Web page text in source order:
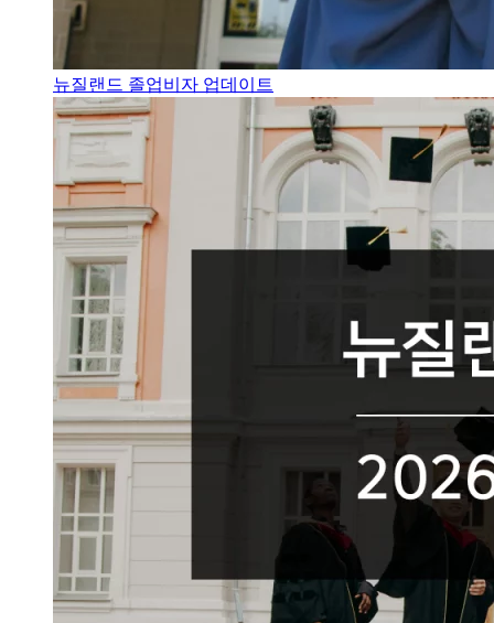
뉴질랜드 졸업비자 업데이트